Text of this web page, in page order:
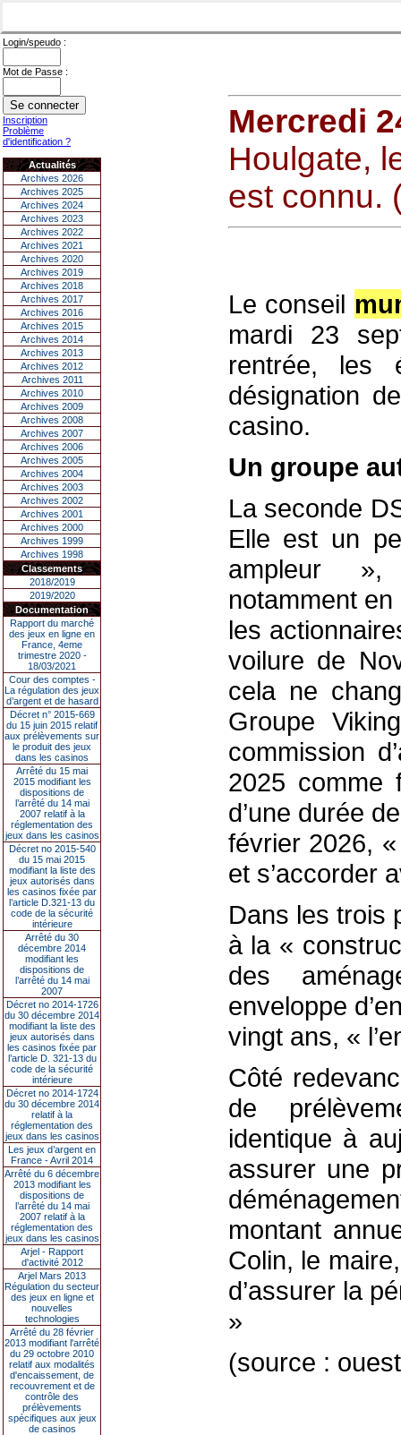
Login/speudo :
Mot de Passe :
Inscription
Problème
d'identification ?
Actualités
Archives 2026
Archives 2025
Archives 2024
Archives 2023
Archives 2022
Archives 2021
Archives 2020
Archives 2019
Archives 2018
Archives 2017
Archives 2016
Archives 2015
Archives 2014
Archives 2013
Archives 2012
Archives 2011
Archives 2010
Archives 2009
Archives 2008
Archives 2007
Archives 2006
Archives 2005
Archives 2004
Archives 2003
Archives 2002
Archives 2001
Archives 2000
Archives 1999
Archives 1998
Classements
2018/2019
2019/2020
Documentation
Rapport du marché
des jeux en ligne en
France, 4eme
trimestre 2020 -
18/03/2021
Cour des comptes -
La régulation des jeux
d’argent et de hasard
Décret n° 2015-669
du 15 juin 2015 relatif
aux prélèvements sur
le produit des jeux
dans les casinos
Arrêté du 15 mai
2015 modifiant les
dispositions de
l’arrêté du 14 mai
2007 relatif à la
réglementation des
jeux dans les casinos
Décret no 2015-540
du 15 mai 2015
modifiant la liste des
jeux autorisés dans
les casinos fixée par
l’article D.321-13 du
code de la sécurité
intérieure
Arrêté du 30
décembre 2014
modifiant les
dispositions de
l’arrêté du 14 mai
2007
Décret no 2014-1726
du 30 décembre 2014
modifiant la liste des
jeux autorisés dans
les casinos fixée par
l’article D. 321-13 du
code de la sécurité
intérieure
Décret no 2014-1724
du 30 décembre 2014
relatif à la
réglementation des
jeux dans les casinos
Les jeux d’argent en
France - Avril 2014
Arrêté du 6 décembre
2013 modifiant les
dispositions de
l’arrêté du 14 mai
2007 relatif à la
réglementation des
jeux dans les casinos
Arjel - Rapport
d'activité 2012
Arjel Mars 2013
Régulation du secteur
des jeux en ligne et
nouvelles
technologies
Arrêté du 28 février
2013 modifiant l'arrêté
du 29 octobre 2010
relatif aux modalités
d'encaissement, de
recouvrement et de
contrôle des
prélèvements
spécifiques aux jeux
de casinos
Mercredi
Houlgate,
est connu.
Le conseil
mardi 23
rentrée, les
désignation
casino.
Un groupe
La seconde
Elle est un
ampleur »,
notamment
les
voilure de
cela ne
Groupe
commission
2025 comme
d’une durée
février 2026,
et s’accorder
Dans les trois
à la «
des
enveloppe
vingt ans, «
Côté
de
identique à
assurer une
montant
Colin, le
d’assurer la
»
(source :